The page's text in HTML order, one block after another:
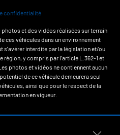
confidentialité
et des vidéos réalisées sur terrain
ces véhicules dans un environnement
s'avérer interdite par la législation et/ou
région, y compris par l'article L.362-1 et
photos et vidéos ne contiennent aucun
de ce véhicule demeurera seul
ainsi que pour le respect de la
en vigueur.